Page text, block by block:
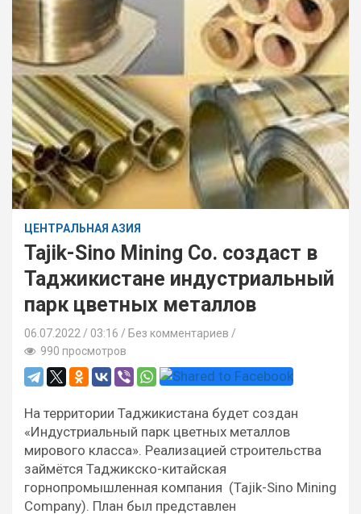
ЦЕНТРАЛЬНАЯ АЗИЯ
Tajik-Sino Mining Co. создаст в
Таджикистане индустриальный
парк цветных металлов
06.07.2022 03:16 / Без комментариев
990 просмотров
На территории Таджикистана будет создан
«Индустриальный парк цветных металлов
мирового класса». Реализацией строительства
займётся Таджикско-китайская
горнопромышленная компания (Tajik-Sino Mining
Company). План был представлен